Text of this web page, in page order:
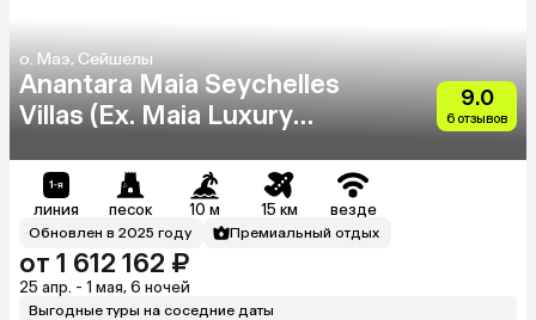
о. Маэ, Сейшелы
Anantara Maia Seychelles
Villas (Ex. Maia Luxury
9.0
6 отзывов
линия песок 10 м 15 км везде
Обновлен в 2025 году Премиальный отдых
от 1 612 162 ₽
25 апр. - 1 мая, 6 ночей
Выгодные туры на соседние даты